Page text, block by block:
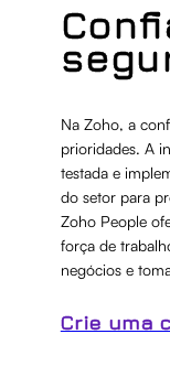
Na Zoho, a
prioridades. A
testada e
do setor para
Zoho People
força de
negócios e
Crie uma